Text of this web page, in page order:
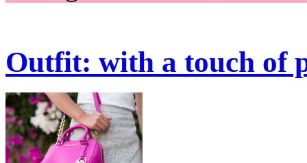
Outfit: with a touch of